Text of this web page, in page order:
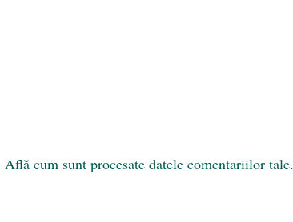
Află cum sunt procesate datele comentariilor tale.